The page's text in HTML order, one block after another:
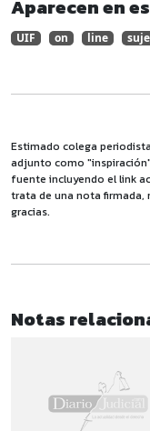
Aparecen en
UIF on line
Estimado colega
adjunto como
fuente incluyendo el link
trata de una nota firmada,
gracias.
Notas